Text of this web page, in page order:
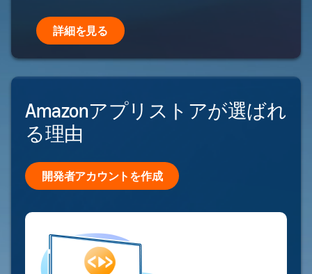
詳細を見る
Amazonアプリストアが選ばれ
る理由
開発者アカウントを作成